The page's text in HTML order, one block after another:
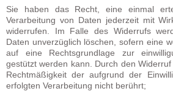
Sie haben das Recht, eine einmal
Verarbeitung von Daten jederzeit mit
widerrufen. Im Falle des Widerrufs
Daten unverzüglich löschen, sofern eine
auf eine Rechtsgrundlage zur
gestützt werden kann. Durch den
Rechtmäßigkeit der aufgrund der
erfolgten Verarbeitung nicht berührt;